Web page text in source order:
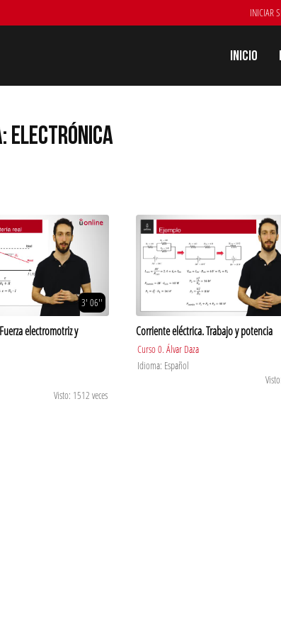
INICIAR
Inicio
ELECTRÓNICA
3' 06''
electromotriz y
Visto: 1512 veces
Corriente eléctrica. Trabajo y potencia
Curso 0. Álvar Daza
Idioma: Español